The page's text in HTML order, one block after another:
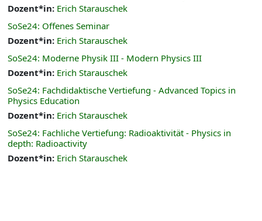
Dozent*in: Erich Starauschek
SoSe24: Offenes Seminar
Dozent*in: Erich Starauschek
SoSe24: Moderne Physik III - Modern Physics III
Dozent*in: Erich Starauschek
SoSe24: Fachdidaktische Vertiefung - Advanced Topics in
Physics Education
Dozent*in: Erich Starauschek
SoSe24: Fachliche Vertiefung: Radioaktivität - Physics in
depth: Radioactivity
Dozent*in: Erich Starauschek